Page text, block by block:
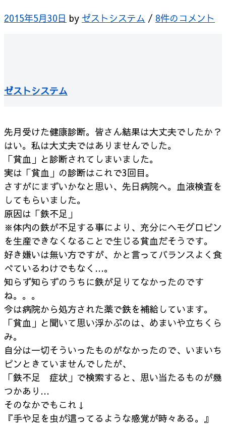
2015年5月30日 by ゼストシステム / 8件のコメント
ゼストシステム
先月受けた健康診断。皆さん結果は大丈夫でしたか？
はい。私は大丈夫ではありませんでした。
「貧血」と診断されてしまいました。
実は「貧血」の診断はこれで3回目。
さすがにまずいかなと思い、先日病院へ。血液検査を
してもらいました。
原因は「鉄不足」
※体内の鉄が不足する事により、充分にヘモグロビン
を生産できなくなることで生じる貧血だそうです。
好き嫌いは無い方ですが、かと言ってバランスよく食
べているわけでもなく…。
知らず知らずのうちに鉄が足りてなかったのです
ね。。。
今は病院から処方された薬で鉄を補給しています。
「貧血」と聞いて思い浮かぶのは、めまいや立ちくら
み。
自分は一切そういったものがなかったので、いまいち
ピンときていませんでしたが、
「鉄不足 症状」で検索すると、思い当たるものが幾
つかあり…
そのなかでもこれ↓
『手や足を虫が這ってるような感覚が時々ある。』